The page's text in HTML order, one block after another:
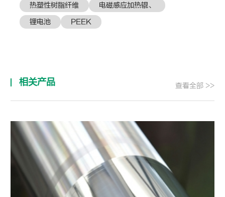
热塑性树脂纤维
电磁感应加热辊、
锂电池
PEEK
相关产品 查看全部 >>